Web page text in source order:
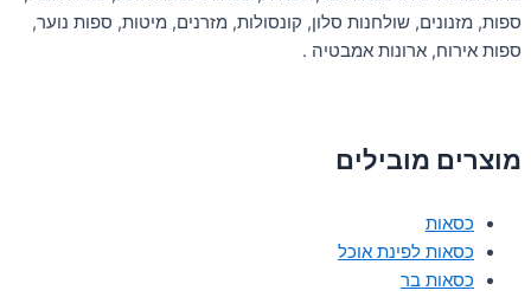
ספות, מזנונים, שולחנות סלון, קונסולות, מזרנים, מיטות, ספות נוער,
ספות אירוח, ארונות אמבטיה .
מוצרים מובילים
כסאות
כסאות לפינת אוכל
כסאות בר